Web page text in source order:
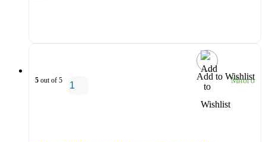
Add to Wishlist
5 out of 5 Много